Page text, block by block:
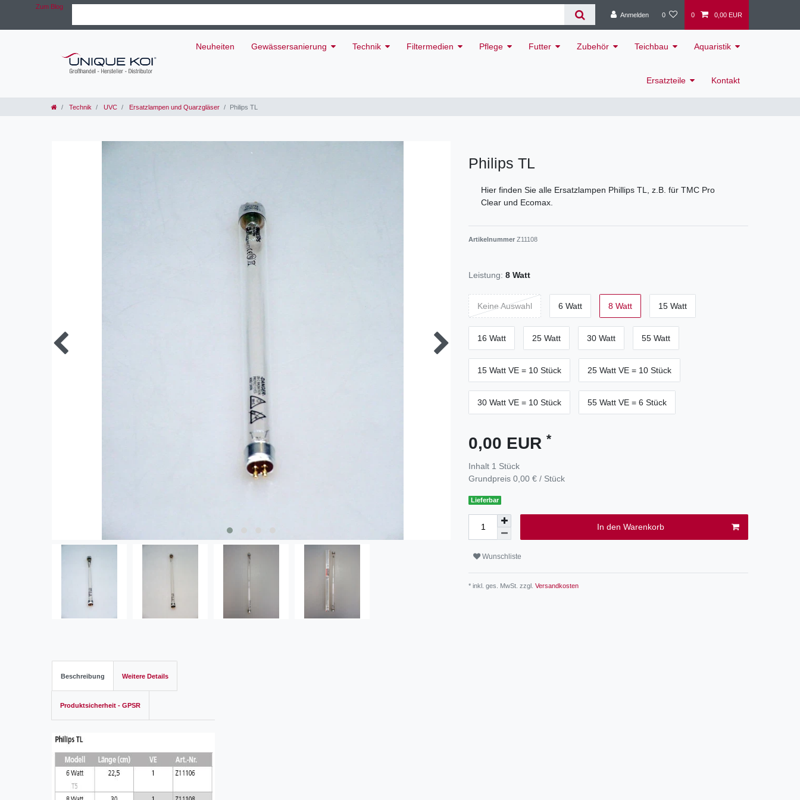
Zum Blog
Anmelden
0 0 0,00 EUR
Neuheiten Gewässersanierung Technik Filtermedien Pflege Futter Zubehör Teichbau Aquaristik
Ersatzteile Kontakt
Technik UVC Ersatzlampen und Quarzgläser Philips TL
Philips TL
Hier finden Sie alle Ersatzlampen Phillips TL, z.B. für TMC Pro
Clear und Ecomax.
Artikelnummer Z11108
Leistung: 8 Watt
Keine Auswahl 6 Watt 8 Watt 15 Watt
16 Watt 25 Watt 30 Watt 55 Watt
15 Watt VE = 10 Stück 25 Watt VE = 10 Stück
30 Watt VE = 10 Stück 55 Watt VE = 6 Stück
0,00 EUR *
Inhalt 1 Stück
Grundpreis 0,00 € / Stück
Lieferbar
In den Warenkorb
Wunschliste
* inkl. ges. MwSt. zzgl. Versandkosten
Beschreibung Weitere Details
Produktsicherheit - GPSR